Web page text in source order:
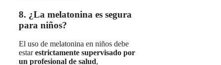
8. ¿La melatonina es segura
para niños?
El uso de melatonina en niños debe
estarestrictamente supervisado por
un profesional de salud,